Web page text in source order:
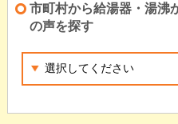
市町村から給湯器・湯沸
の声を探す